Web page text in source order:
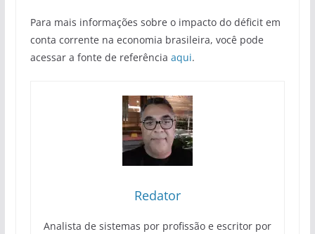
Para mais informações sobre o impacto do déficit em
conta corrente na economia brasileira, você pode
acessar a fonte de referência aqui.
Redator
Analista de sistemas por profissão e escritor por